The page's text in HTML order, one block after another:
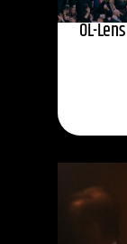
OL-